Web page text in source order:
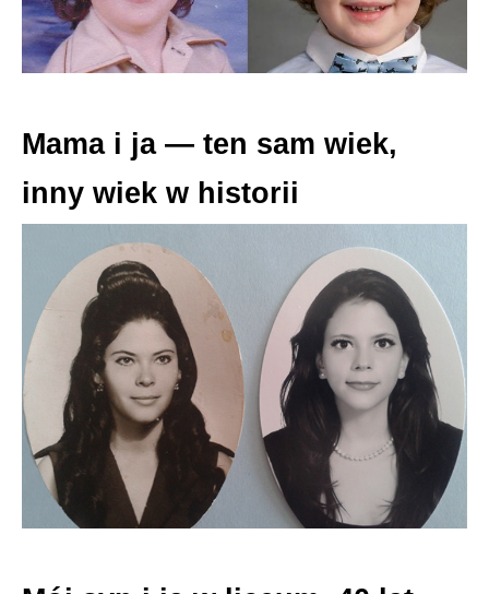
Mama i ja — ten sam wiek,
inny wiek w historii